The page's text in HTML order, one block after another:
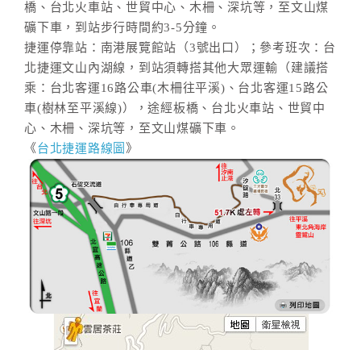
橋、台北火車站、世貿中心、木柵、深坑等，至文山煤
礦下車，到站步行時間約3-5分鐘。
捷運停靠站：南港展覽館站（3號出口）；參考班次：台
北捷運文山內湖線，到站須轉搭其他大眾運輸（建議搭
乘：台北客運16路公車(木柵往平溪)、台北客運15路公
車(樹林至平溪線)），途經板橋、台北火車站、世貿中
心、木柵、深坑等，至文山煤礦下車。
《台北捷運路線圖 》